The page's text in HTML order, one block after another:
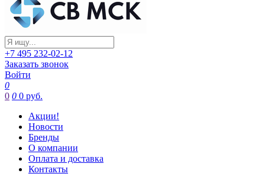
+7 495 232-02-12
Заказать звонок
Войти
0
0 0 0 руб.
Акции!
Новости
Бренды
О компании
Оплата и доставка
Контакты